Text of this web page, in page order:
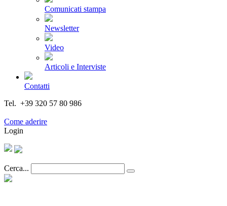
Comunicati stampa
Newsletter
Video
Articoli e Interviste
Contatti
Tel. +39 320 57 80 986
Come aderire
Login
Cerca...